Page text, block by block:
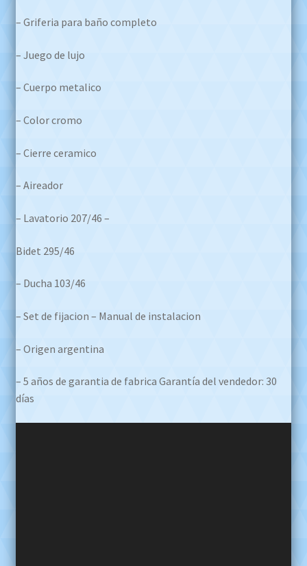
– Griferia para baño completo
– Juego de lujo
– Cuerpo metalico
– Color cromo
– Cierre ceramico
– Aireador
– Lavatorio 207/46 –
Bidet 295/46
– Ducha 103/46
– Set de fijacion – Manual de instalacion
– Origen argentina
– 5 años de garantia de fabrica Garantía del vendedor: 30
días